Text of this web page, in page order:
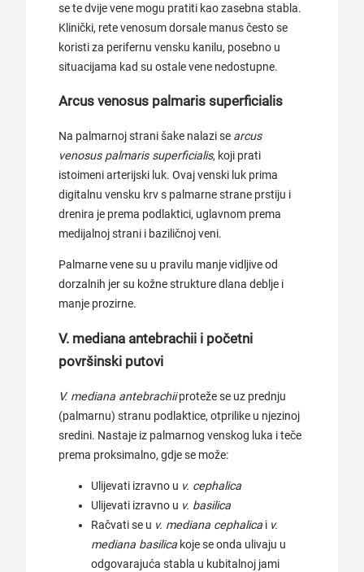
se te dvije vene mogu pratiti kao zasebna stabla.
Klinički, rete venosum dorsale manus često se
koristi za perifernu vensku kanilu, posebno u
situacijama kad su ostale vene nedostupne.
Arcus venosus palmaris superficialis
Na palmarnoj strani šake nalazi se arcus
venosus palmaris superficialis, koji prati
istoimeni arterijski luk. Ovaj venski luk prima
digitalnu vensku krv s palmarne strane prstiju i
drenira je prema podlaktici, uglavnom prema
medijalnoj strani i baziličnoj veni.
Palmarne vene su u pravilu manje vidljive od
dorzalnih jer su kožne strukture dlana deblje i
manje prozirne.
V. mediana antebrachii i početni
površinski putovi
V. mediana antebrachiiproteže se uz prednju
(palmarnu) stranu podlaktice, otprilike u njezinoj
sredini. Nastaje iz palmarnog venskog luka i teče
prema proksimalno, gdje se može:
Ulijevati izravno u v. cephalica
Ulijevati izravno u v. basilica
Račvati se u v. mediana cephalica i v.
mediana basilica koje se onda ulivaju u
odgovarajuća stabla u kubitalnoj jami